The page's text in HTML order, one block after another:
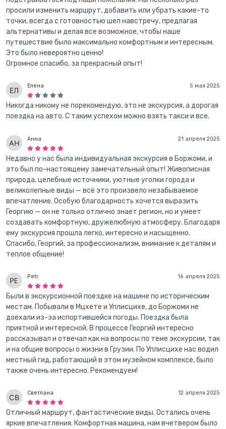
просили изменить маршрут, добавить или убрать какие-то
точки, всегда с готовностью шел навстречу, предлагая
альтернативы и делая все возможное, чтобы наше
путешествие было максимально комфортным и интересным.
Это было невероятно ценно!
Огромное спасибо, за прекрасный опыт!
5 мая 2025
Елена
Никогда никому не порекомендую, это не экскурсия, а дорогая
поездка на авто. С таким успехом можно взять такси и все.
21 апреля 2025
Анна
Недавно у нас была индивидуальная экскурсия в Боржоми, и
это был по-настоящему замечательный опыт! Живописная
природа, целебные источники, уютные уголки города и
великолепные виды — всё это произвело незабываемое
впечатление. Особую благодарность хочется выразить
Георгию — он не только отлично знает регион, но и умеет
создавать комфортную, дружелюбную атмосферу. Благодаря
ему экскурсия прошла легко, интересно и насыщенно.
Спасибо, Георгий, за профессионализм, внимание к деталям и
теплое общение!
16 апреля 2025
Petr
Были в экскурсионной поездке на машине по историческим
местам. Побывали в Мцхете и Уплисцихе, до Боржоми не
доехали из-за испортившейся погоды. Поездка была
приятной и интересной. В процессе Георгий интересно
рассказывал и отвечал как на вопросы по теме экскурсии, так
и на общие вопросы о жизни в Грузии. По Уплисцихе нас водил
местный гид, работающий в этом музейном комплексе, было
также очень интересно. Рекомендуем!
12 апреля 2025
Светлана
Отличный маршрут, фантастические виды. Остались очень
яркие впечатления. Комфортная машина, нам вчетвером было